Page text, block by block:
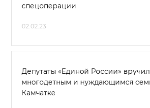
спецоперации
02.02.23
Депутаты «Единой России»
многодетным и нуждающимся
Камчатке